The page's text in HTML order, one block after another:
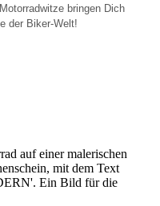
bringen Dich
der Biker-Welt!